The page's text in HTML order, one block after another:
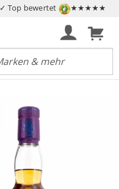
✓ Top bewertet ★★★★★